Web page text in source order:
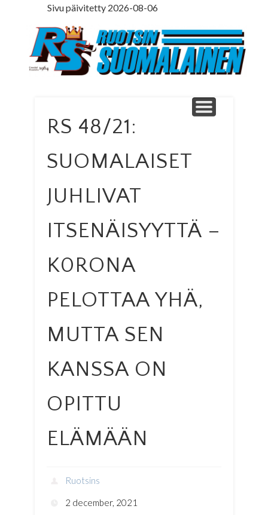
Sivu päivitetty 2026-08-06
ETUSIVU
PÄÄKIRJOITUS
MINNE MENNÄ
ILMOITUSOSASTO
LEHTITILAUS
NETTILEHTI
LEDARE PÅ SVENSKA
YHTEYSTIEDOT
RS 48/21:
SUOMALAISET
JUHLIVAT
ITSENÄISYYTTÄ –
K0RONA
PELOTTAA YHÄ,
MUTTA SEN
KANSSA ON
OPITTU
ELÄMÄÄN
Ruotsins
2 december, 2021